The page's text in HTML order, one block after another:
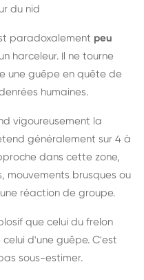
du nid
paradoxalement peu
harceleur. Il ne tourne
une guêpe en quête de
humaines.
vigoureusement la
généralement sur 4 à
dans cette zone,
mouvements brusques ou
réaction de groupe.
que celui du frelon
d'une guêpe. C'est
sous-estimer.